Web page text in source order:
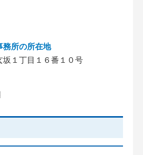
務所の所在地
坂１丁目１６番１０号